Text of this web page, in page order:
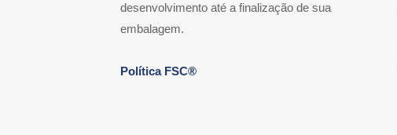
desenvolvimento até a finalização de sua
embalagem.
Política FSC®